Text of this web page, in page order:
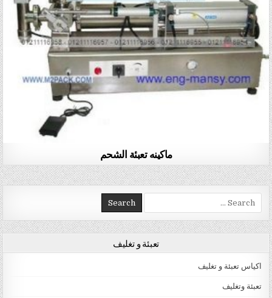
ماكينه تعبئة الشحم
Search for:
تعبئة و تغليف
اكياس تعبئة و تغليف
تعبئة وتغليف